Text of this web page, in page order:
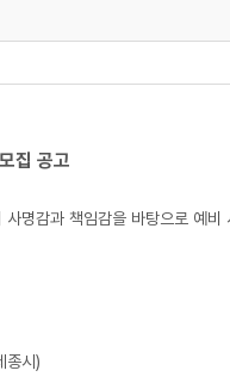
집 공고
명감과 책임감을 바탕으로
종시)